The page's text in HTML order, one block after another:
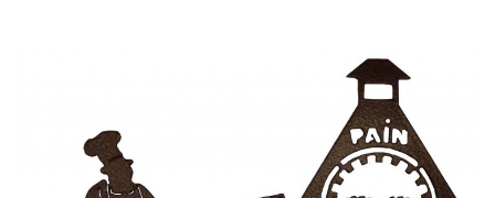
africaine